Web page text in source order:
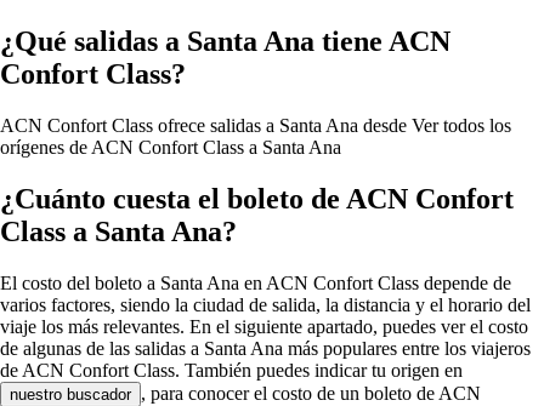
¿Qué salidas a Santa Ana tiene ACN
Confort Class?
ACN Confort Class ofrece salidas a Santa Ana desde Ver todos los
orígenes de ACN Confort Class a Santa Ana
¿Cuánto cuesta el boleto de ACN Confort
Class a Santa Ana?
El costo del boleto a Santa Ana en ACN Confort Class depende de
varios factores, siendo la ciudad de salida, la distancia y el horario del
viaje los más relevantes. En el siguiente apartado, puedes ver el costo
de algunas de las salidas a Santa Ana más populares entre los viajeros
de ACN Confort Class. También puedes indicar tu origen en
nuestro buscador , para conocer el costo de un boleto de ACN